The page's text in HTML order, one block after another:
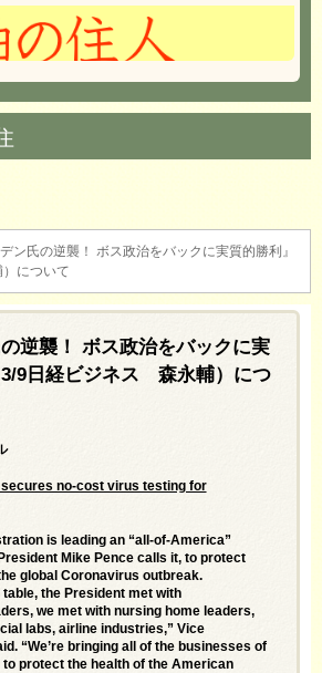
デン氏の逆襲！ ボス政治をバックに実質的勝利』
について
の逆襲！ ボス政治をバックに実
9日経ビジネス 森永輔）につ
secures no-cost virus testing for
is leading an “all-of-America”
Mike Pence calls it, to protect
global Coronavirus outbreak.
the President met with
we met with nursing home leaders,
labs, airline industries,” Vice
. “We’re bringing all of the businesses of
protect the health of the American